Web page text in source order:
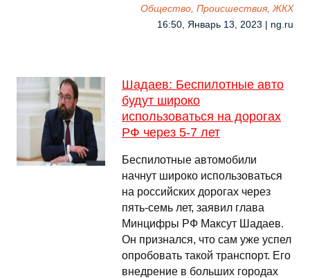
Общество, Происшествия, ЖКХ
16:50, Январь 13, 2023 | ng.ru
Шадаев: Беспилотные авто
будут широко
использоваться на дорогах
РФ через 5-7 лет
Беспилотные автомобили
начнут широко использоваться
на российских дорогах через
пять-семь лет, заявил глава
Минцифры РФ Максут Шадаев.
Он признался, что сам уже успел
опробовать такой транспорт. Его
внедрение в больших городах